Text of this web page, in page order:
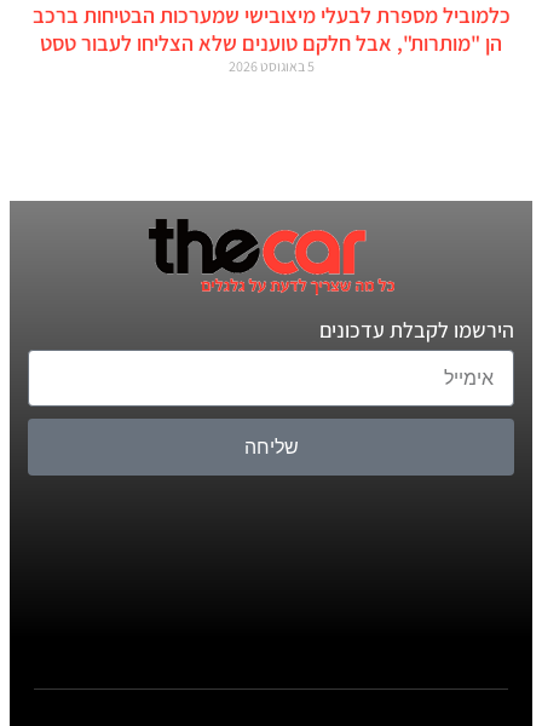
כלמוביל מספרת לבעלי מיצובישי שמערכות הבטיחות ברכב
הן "מותרות", אבל חלקם טוענים שלא הצליחו לעבור טסט
5 באוגוסט 2026
הירשמו לקבלת עדכונים
שליחה